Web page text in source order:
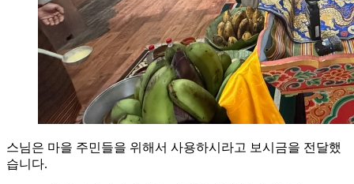
스님은 마을 주민들을 위해서 사용하시라고 보시금을 전달했
습니다.